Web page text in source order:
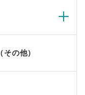
の他）